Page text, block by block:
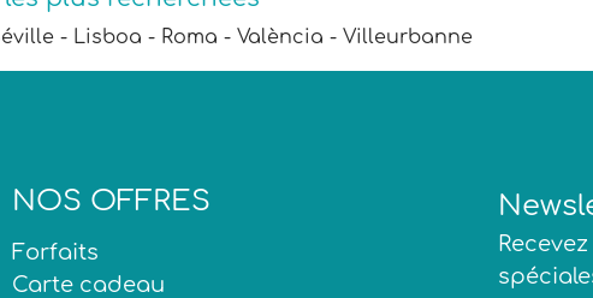
- Lisboa - Roma - València - Villeurbanne
NOS OFFRES
Forfaits
Carte cadeau